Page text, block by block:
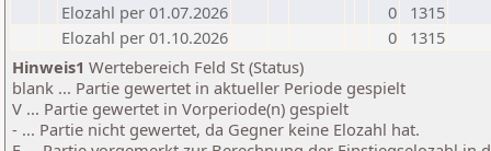
Elozahl per 01.07.2026
0
1315
Elozahl per 01.10.2026
0
1315
Hinweis1 Wertebereich Feld St (Status)
blank ... Partie gewertet in aktueller Periode gespielt
V ... Partie gewertet in Vorperiode(n) gespielt
- ... Partie nicht gewertet, da Gegner keine Elozahl hat.